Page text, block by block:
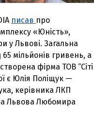
писав про
«Юність»,
у Львові. Загальна
65 мільйонів гривень, а
фірма ТОВ “Сіті
є Юлія Поліщук —
керівника ЛКП
Львова Любомира